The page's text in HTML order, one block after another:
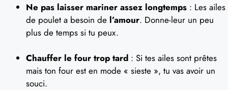
Ne pas laisser mariner assez longtemps : Les ailes
de poulet a besoin de l’amour. Donne-leur un peu
plus de temps si tu peux.
Chauffer le four trop tard : Si tes ailes sont prêtes
mais ton four est en mode « sieste », tu vas avoir un
souci.